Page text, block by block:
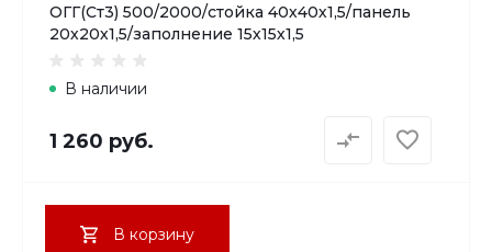
ОГГ(Ст3) 500/2000/стойка 40х40х1,5/панель
20х20х1,5/заполнение 15х15х1,5
В наличии
1 260 руб.
В корзину